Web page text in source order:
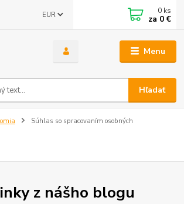
Menu
EUR
Hľadať
0 ks
za 0 €
Súhlas so spracovaním osobných
z nášho blogu